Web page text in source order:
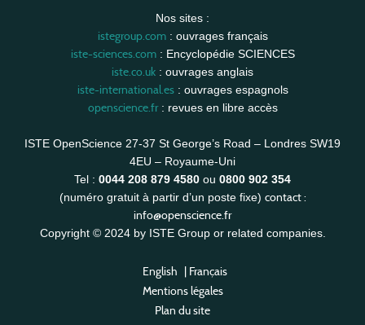
Nos sites :
istegroup.com: ouvrages français
iste-sciences.com: Encyclopédie SCIENCES
iste.co.uk : ouvrages anglais
iste-international.es: ouvrages espagnols
openscience.fr: revues en libre accès
ISTE OpenScience 27-37 St George’s Road – Londres SW19
4EU – Royaume-Uni
Tel : 0044 208 879 4580 ou 0800 902 354
(numéro gratuit à partir d’un poste fixe) contact :
info@openscience.fr
Copyright © 2024 by ISTE Group or related companies.
English | Français
Mentions légales
Plan du site